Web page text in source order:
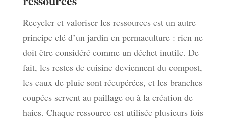
Recycler et valoriser les ressources est un autre
principe clé d’un jardin en permaculture : rien ne
doit être considéré comme un déchet inutile. De
fait, les restes de cuisine deviennent du compost,
les eaux de pluie sont récupérées, et les branches
coupées servent au paillage ou à la création de
haies. Chaque ressource est utilisée plusieurs fois